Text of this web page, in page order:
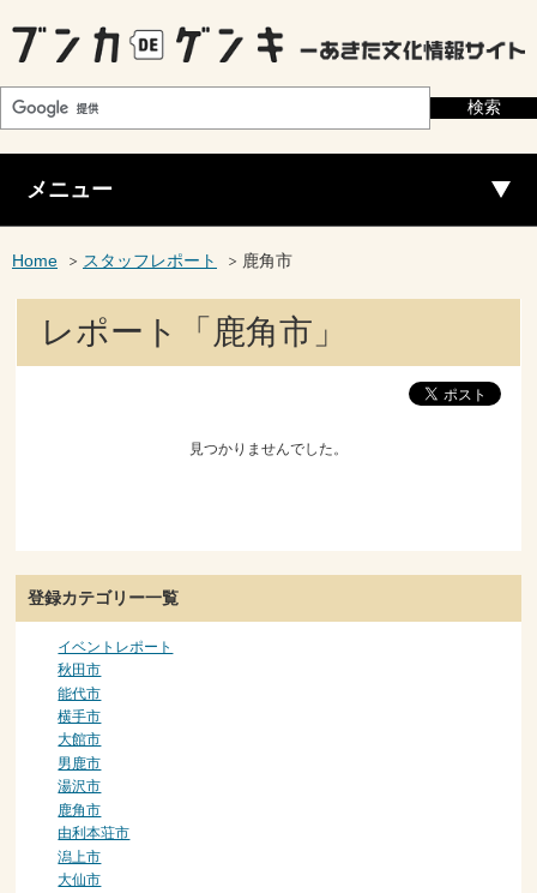
メニュー
Home スタッフレポート 鹿角市
レポート「鹿角市」
見つかりませんでした。
登録カテゴリー一覧
イベントレポート
秋田市
能代市
横手市
大館市
男鹿市
湯沢市
鹿角市
由利本荘市
潟上市
大仙市